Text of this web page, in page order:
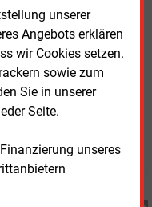
unserer
Angebots erklären
wir Cookies setzen.
sowie zum
Sie in unserer
Seite.
unseres
die von